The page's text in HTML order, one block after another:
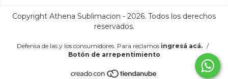
Copyright Athena Sublimacion - 2026. Todos los derechos
reservados.
Defensa de las y los consumidores. Para reclamos ingresá acá. /
Botón de arrepentimiento